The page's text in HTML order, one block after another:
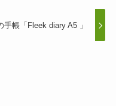
手帳「︎Fleek diary A5 」